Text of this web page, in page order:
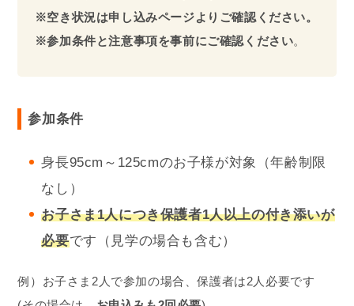
定
員
各回上限7名/全体上限21名
サイズのみとなるためご持参いただくことをおす
イベントの様子